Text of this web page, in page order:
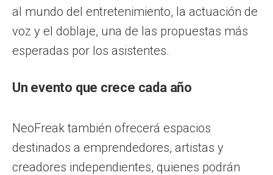
al mundo del entretenimiento, la actuación de
voz y el doblaje, una de las propuestas más
esperadas por los asistentes.
Un evento que crece cada año
NeoFreak también ofrecerá espacios
destinados a emprendedores, artistas y
creadores independientes, quienes podrán